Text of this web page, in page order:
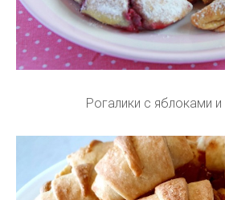
Рогалики с яблоками и